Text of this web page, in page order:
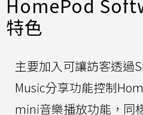
HomePod
特色
主要加入可讓訪客透過
Music分享功能控制
mini音樂播放功能，同